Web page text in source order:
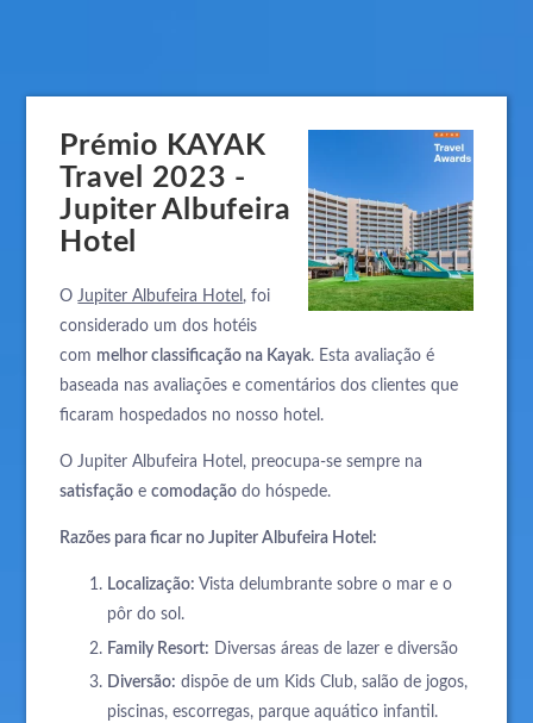
Prémio KAYAK
Travel 2023 -
Jupiter Albufeira
Hotel
OJupiter Albufeira Hotel , foi
considerado um dos hotéis
com melhor classificação na Kayak. Esta avaliação é
baseada nas avaliações e comentários dos clientes que
ficaram hospedados no nosso hotel.
O Jupiter Albufeira Hotel, preocupa-se sempre na
satisfação ecomodação do hóspede.
Razões para ficar no Jupiter Albufeira Hotel:
Localização: Vista delumbrante sobre o mar e o
pôr do sol.
Family Resort: Diversas áreas de lazer e diversão
Diversão: dispõe de um Kids Club, salão de jogos,
piscinas, escorregas, parque aquático infantil.